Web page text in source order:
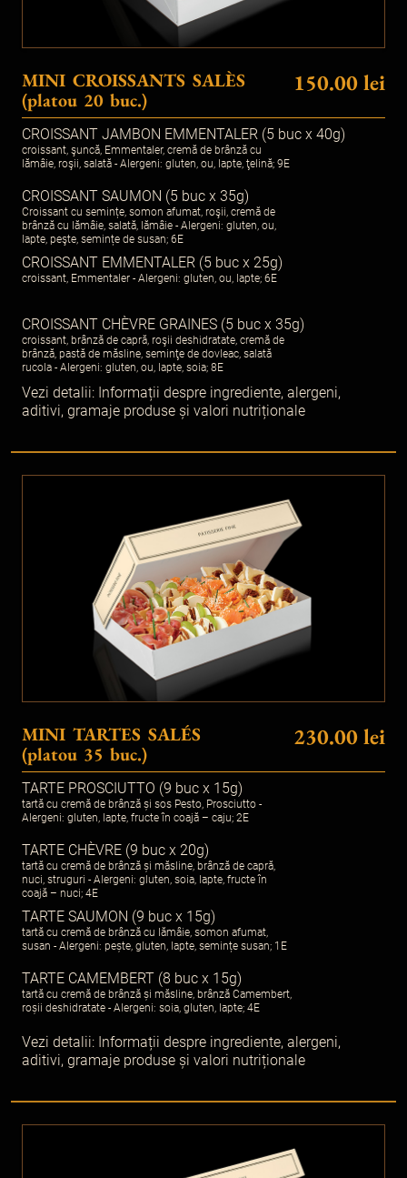
150.00 lei
MINI CROISSANTS SALÈS
(platou 20 buc.)
CROISSANT JAMBON EMMENTALER (5 buc x 40g)
croissant, şuncă, Emmentaler, cremă de brânză cu
lămâie, roşii, salată - Alergeni: gluten, ou, lapte, ţelină; 9E
CROISSANT SAUMON (5 buc x 35g)
Croissant cu semințe, somon afumat, roşii, cremă de
brânză cu lămâie, salată, lămâie - Alergeni: gluten, ou,
lapte, peşte, semințe de susan; 6E
CROISSANT EMMENTALER (5 buc x 25g)
croissant, Emmentaler - Alergeni: gluten, ou, lapte; 6E
CROISSANT CHÈVRE GRAINES (5 buc x 35g)
croissant, brânză de capră, roşii deshidratate, cremă de
brânză, pastă de măsline, seminţe de dovleac, salată
rucola - Alergeni: gluten, ou, lapte, soia; 8E
Vezi detalii: Informații despre ingrediente, alergeni,
aditivi, gramaje produse și valori nutriționale
230.00 lei
MINI TARTES SALÉS
(platou 35 buc.)
TARTE PROSCIUTTO (9 buc x 15g)
tartă cu cremă de brânză și sos Pesto, Prosciutto -
Alergeni: gluten, lapte, fructe în coajă – caju; 2E
TARTE CHÈVRE (9 buc x 20g)
tartă cu cremă de brânză și măsline, brânză de capră,
nuci, struguri - Alergeni: gluten, soia, lapte, fructe în
coajă – nuci; 4E
TARTE SAUMON (9 buc x 15g)
tartă cu cremă de brânză cu lămâie, somon afumat,
susan - Alergeni: pește, gluten, lapte, semințe susan; 1E
TARTE CAMEMBERT (8 buc x 15g)
tartă cu cremă de brânză și măsline, brânză Camembert,
roșii deshidratate - Alergeni: soia, gluten, lapte; 4E
Vezi detalii: Informații despre ingrediente, alergeni,
aditivi, gramaje produse și valori nutriționale